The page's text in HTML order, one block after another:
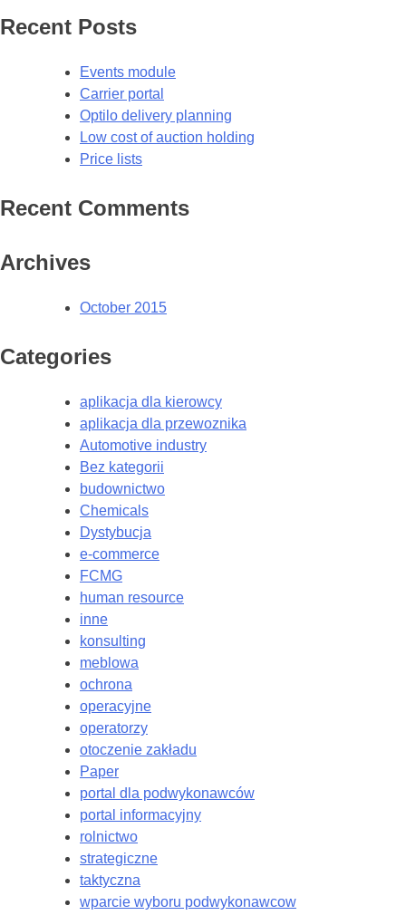
Recent Posts
Events module
Carrier portal
Optilo delivery planning
Low cost of auction holding
Price lists
Recent Comments
Archives
October 2015
Categories
aplikacja dla kierowcy
aplikacja dla przewoznika
Automotive industry
Bez kategorii
budownictwo
Chemicals
Dystybucja
e-commerce
FCMG
human resource
inne
konsulting
meblowa
ochrona
operacyjne
operatorzy
otoczenie zakładu
Paper
portal dla podwykonawców
portal informacyjny
rolnictwo
strategiczne
taktyczna
wparcie wyboru podwykonawcow